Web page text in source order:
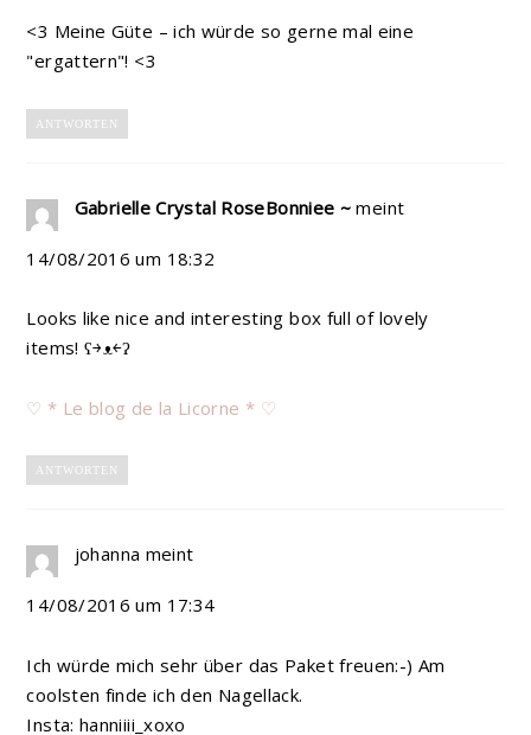
<3 Meine Güte – ich würde so gerne mal eine
"ergattern"! <3
ANTWORTEN
Gabrielle Crystal RoseBonniee ~ meint
14/08/2016 um 18:32
Looks like nice and interesting box full of lovely
items! ʕ￫ᴥ￩ʔ
♡ * Le blog de la Licorne * ♡
ANTWORTEN
johanna meint
14/08/2016 um 17:34
Ich würde mich sehr über das Paket freuen:-) Am
coolsten finde ich den Nagellack.
Insta: hanniiii_xoxo